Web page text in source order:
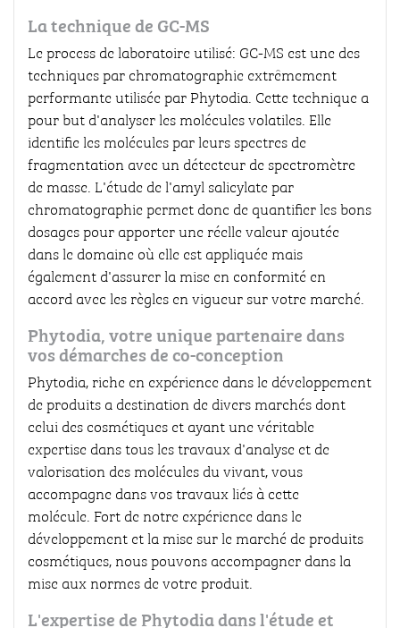
La technique de GC-MS
Le process de laboratoire utilisé: GC-MS est une des
techniques par chromatographie extrêmement
performante utilisée par Phytodia. Cette technique a
pour but d'analyser les molécules volatiles. Elle
identifie les molécules par leurs spectres de
fragmentation avec un détecteur de spectromètre
de masse. L'étude de l'amyl salicylate par
chromatographie permet donc de quantifier les bons
dosages pour apporter une réelle valeur ajoutée
dans le domaine où elle est appliquée mais
également d'assurer la mise en conformité en
accord avec les règles en vigueur sur votre marché.
Phytodia, votre unique partenaire dans
vos démarches de co-conception
Phytodia, riche en expérience dans le développement
de produits a destination de divers marchés dont
celui des cosmétiques et ayant une véritable
expertise dans tous les travaux d'analyse et de
valorisation des molécules du vivant, vous
accompagne dans vos travaux liés à cette
molécule. Fort de notre expérience dans le
développement et la mise sur le marché de produits
cosmétiques, nous pouvons accompagner dans la
mise aux normes de votre produit.
L'expertise de Phytodia dans l'étude et